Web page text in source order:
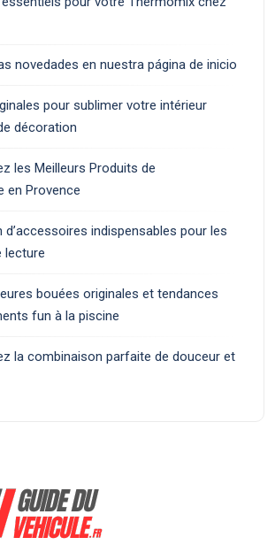
novedades en nuestra página de inicio
pour sublimer votre intérieur
décoration
les Meilleurs Produits de
en Provence
d’accessoires indispensables pour les
lecture
bouées originales et tendances
fun à la piscine
la combinaison parfaite de douceur et